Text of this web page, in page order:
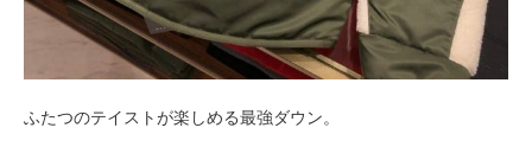
ふたつのテイストが楽しめる最強ダウン。